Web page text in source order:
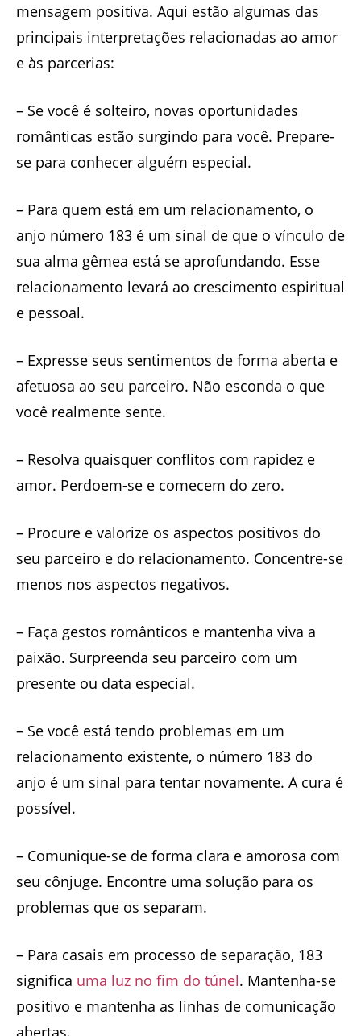
mensagem positiva. Aqui estão algumas das
principais interpretações relacionadas ao amor
e às parcerias:
– Se você é solteiro, novas oportunidades
românticas estão surgindo para você. Prepare-
se para conhecer alguém especial.
– Para quem está em um relacionamento, o
anjo número 183 é um sinal de que o vínculo de
sua alma gêmea está se aprofundando. Esse
relacionamento levará ao crescimento espiritual
e pessoal.
– Expresse seus sentimentos de forma aberta e
afetuosa ao seu parceiro. Não esconda o que
você realmente sente.
– Resolva quaisquer conflitos com rapidez e
amor. Perdoem-se e comecem do zero.
– Procure e valorize os aspectos positivos do
seu parceiro e do relacionamento. Concentre-se
menos nos aspectos negativos.
– Faça gestos românticos e mantenha viva a
paixão. Surpreenda seu parceiro com um
presente ou data especial.
– Se você está tendo problemas em um
relacionamento existente, o número 183 do
anjo é um sinal para tentar novamente. A cura é
possível.
– Comunique-se de forma clara e amorosa com
seu cônjuge. Encontre uma solução para os
problemas que os separam.
– Para casais em processo de separação, 183
significa uma luz no fim do túnel. Mantenha-se
positivo e mantenha as linhas de comunicação
abertas.